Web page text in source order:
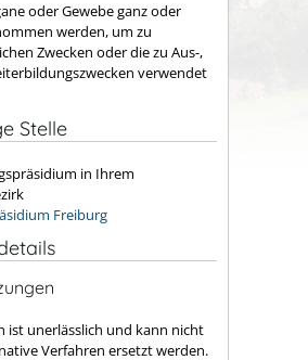
oder Gewebe ganz oder
werden, um zu
Zwecken oder die zu Aus-,
verwendet
Stelle
in Ihrem
Freiburg
ist unerlässlich und kann nicht
Verfahren ersetzt werden.